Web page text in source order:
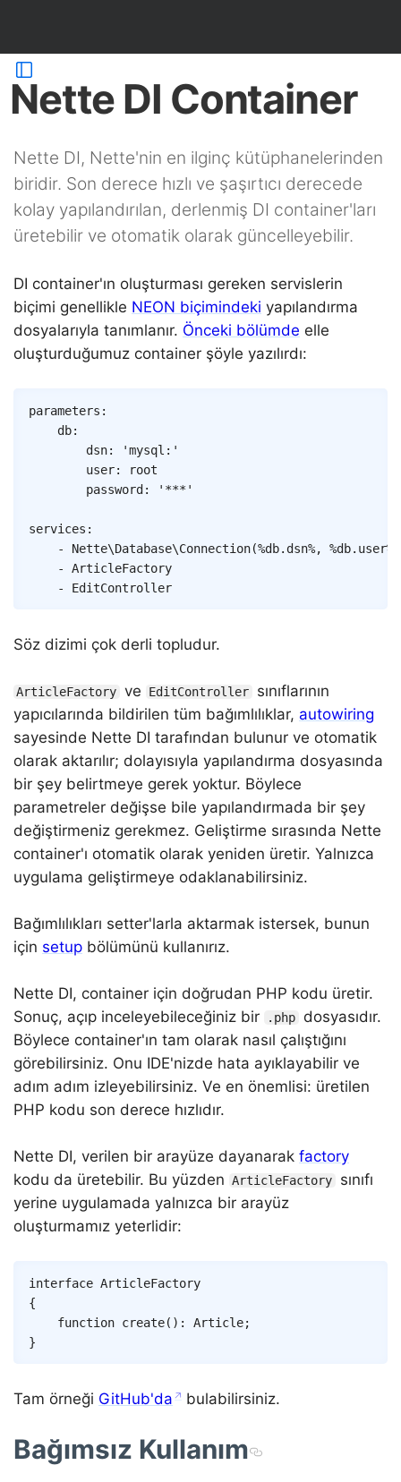
Nette DI Container
Nette DI, Nette'nin en ilginç kütüphanelerinden
biridir. Son derece hızlı ve şaşırtıcı derecede
kolay yapılandırılan, derlenmiş DI container'ları
üretebilir ve otomatik olarak güncelleyebilir.
DI container'ın oluşturması gereken servislerin
biçimi genellikle NEON biçimindeki yapılandırma
dosyalarıyla tanımlanır. Önceki bölümde elle
oluşturduğumuz container şöyle yazılırdı:
parameters :
db:
dsn:
'mysql:'
user:
root
password: '***'
services :
-
Nette\Database\Connection(%db.dsn%, %db.user%
-
ArticleFactory
-
EditController
Söz dizimi çok derli topludur.
ArticleFactory ve EditController
sınıflarının
yapıcılarında bildirilen tüm bağımlılıklar, autowiring
sayesinde Nette DI tarafından bulunur ve otomatik
olarak aktarılır; dolayısıyla yapılandırma dosyasında
bir şey belirtmeye gerek yoktur. Böylece
parametreler değişse bile yapılandırmada bir şey
değiştirmeniz gerekmez. Geliştirme sırasında Nette
container'ı otomatik olarak yeniden üretir. Yalnızca
uygulama geliştirmeye odaklanabilirsiniz.
Bağımlılıkları setter'larla aktarmak istersek, bunun
için setup bölümünü kullanırız.
Nette DI, container için doğrudan PHP kodu üretir.
Sonuç, açıp inceleyebileceğiniz bir
.php
dosyasıdır.
Böylece container'ın tam olarak nasıl çalıştığını
görebilirsiniz. Onu IDE'nizde hata ayıklayabilir ve
adım adım izleyebilirsiniz. Ve en önemlisi: üretilen
PHP kodu son derece hızlıdır.
Nette DI, verilen bir arayüze dayanarak factory
kodu da üretebilir. Bu yüzden ArticleFactory
sınıfı
yerine uygulamada yalnızca bir arayüz
oluşturmamız yeterlidir:
interface ArticleFactory
{
function create( ) : Article;
}
Tam örneği GitHub'da bulabilirsiniz.
Bağımsız Kullanım